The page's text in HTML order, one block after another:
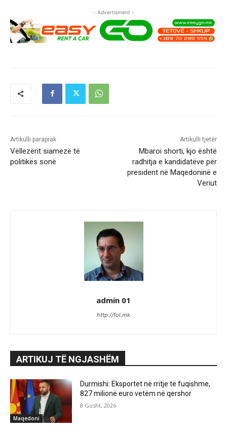
- Advertisment -
Artikulli paraprak
Vëllezërit siamezë të
politikës sonë
Artikulli tjetër
Mbaroi shorti, kjo është
radhitja e kandidatëve për
president në Maqedoninë e
Veriut
admin 01
http://fol.mk
ARTIKUJ TË NGJASHËM
Maqedoni
Durmishi: Eksportet në rritje të fuqishme,
827 milionë euro vetëm në qershor
8 Gusht, 2026